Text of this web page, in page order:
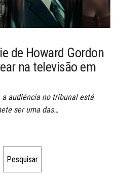
de Howard Gordon
na televisão em
audiência no tribunal está
ser uma das…
Pesquisar